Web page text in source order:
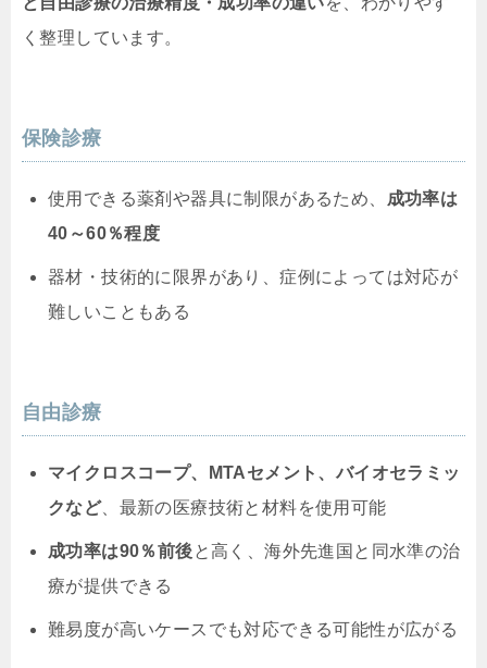
く整理しています。
保険診療
使用できる薬剤や器具に制限があるため、 成功率は
40～60％程度
器材・技術的に限界があり、症例によっては対応が
難しいこともある
自由診療
マイクロスコープ、MTAセメント、バイオセラミッ
クなど、最新の医療技術と材料を使用可能
成功率は90％前後と高く、海外先進国と同水準の治
療が提供できる
難易度が高いケースでも対応できる可能性が広がる